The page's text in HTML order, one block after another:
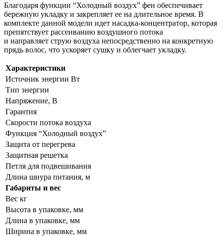
Благодаря функции “Холодный воздух” фен обеспечивает
бережную укладку и закрепляет ее на длительное время. В
комплекте данной модели идет насадка-концентратор, которая
препятствует рассеиванию воздушного потока
и направляет струю воздуха непосредственно на конкретную
прядь волос, что ускоряет сушку и облегчает укладку.
Характеристики
Источник энергии Вт
Тип энергии
Напряжение, В
Гарантия
Скорости потока воздуха
Функция “Холодный воздух”
Защита от перегрева
Защитная решетка
Петля для подвешивания
Длина шнура питания, м
Габариты и вес
Вес кг
Высота в упаковке, мм
Длина в упаковке, мм
Ширина в упаковке, мм